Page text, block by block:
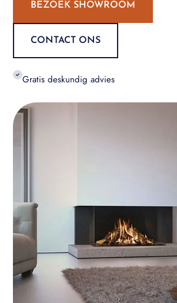
BEZOEK SHOWROOM
CONTACT ONS
Gratis deskundig advies